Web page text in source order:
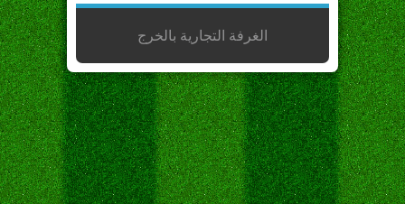
الغرفة التجارية بالخرج